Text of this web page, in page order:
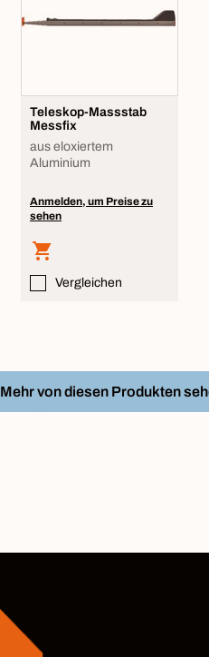
Teleskop-Massstab
Messfix
aus eloxiertem
Aluminium
Anmelden, um Preise zu
sehen
Vergleichen
Mehr von diesen Produkten